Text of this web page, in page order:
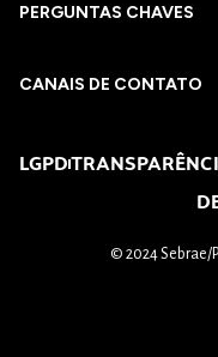
PERGUNTAS CHAVES​
CANAIS DE CONTATO
LGPD
© 2024 Sebrae/